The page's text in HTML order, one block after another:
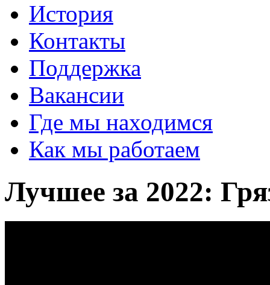
История
Контакты
Поддержка
Вакансии
Где мы находимся
Как мы работаем
Лучшее за 2022: